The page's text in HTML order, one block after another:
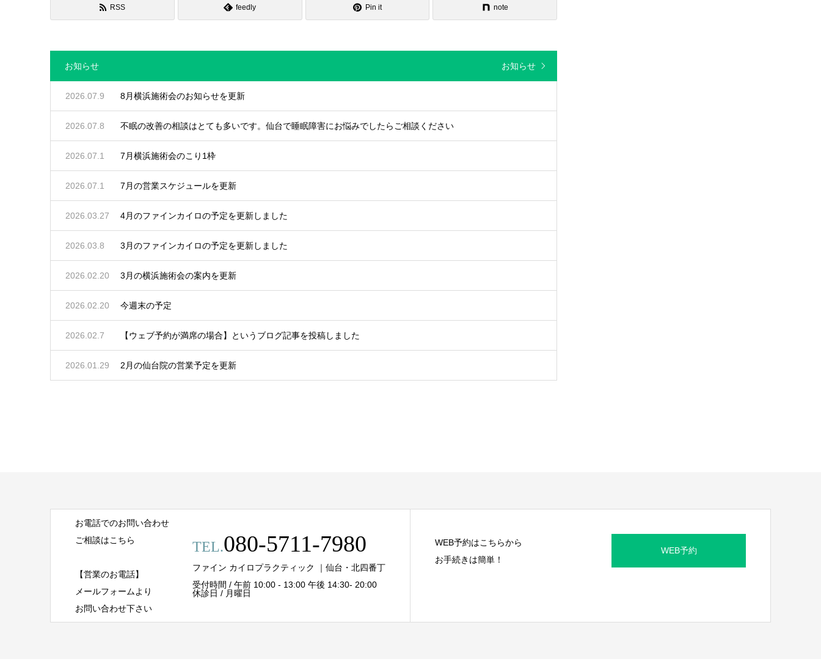
RSS feedly Pin it note
お知らせ お知らせ
8月横浜施術会のお知らせを更新
2026.07.9
不眠の改善の相談はとても多いです。仙台で睡眠障害にお悩みでしたらご相談ください
2026.07.8
7月横浜施術会のこり1枠
2026.07.1
7月の営業スケジュールを更新
2026.07.1
4月のファインカイロの予定を更新しました
2026.03.27
3月のファインカイロの予定を更新しました
2026.03.8
3月の横浜施術会の案内を更新
2026.02.20
今週末の予定
2026.02.20
【ウェブ予約が満席の場合】というブログ記事を投稿しました
2026.02.7
2月の仙台院の営業予定を更新
2026.01.29
お電話でのお問い合わせ
ご相談はこちら
【営業のお電話】
メールフォームより
お問い合わせ下さい
TEL.080-5711-7980
ファイン カイロプラクティック ｜仙台・北四番丁
受付時間 / 午前 10:00 - 13:00 午後 14:30- 20:00
休診日 / 月曜日
WEB予約はこちらから
お手続きは簡単！
WEB予約